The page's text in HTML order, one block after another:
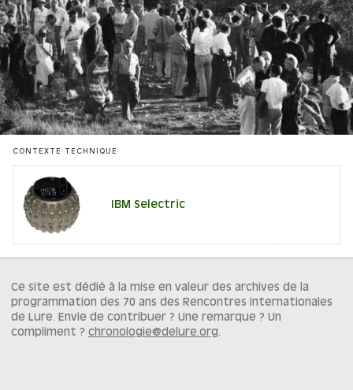
CONTEXTE TECHNIQUE
IBM Selectric
Ce site est dédié à la mise en valeur des archives de la
programmation des 70 ans des Rencontres internationales
de Lure. Envie de contribuer ? Une remarque ? Un
compliment ? chronologie@delure.org.